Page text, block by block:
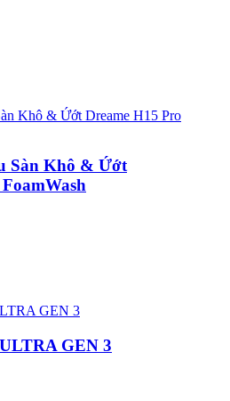
Sàn Khô & Ứớt
GEN 3